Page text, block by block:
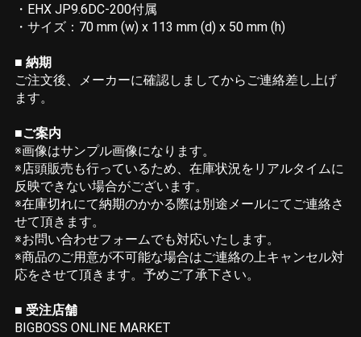
・EHX JP9.6DC-200付属
・サイズ：70 mm (w) x 113 mm (d) x 50 mm (h)
■ 納期
ご注文後、メーカーに確認しましてからご連絡差し上げ
ます。
■ご案内
※画像はサンプル画像になります。
※店頭販売も行っているため、在庫状況をリアルタイムに
反映できない場合がございます。
※在庫切れにて納期のかかる際は別途メールにてご連絡さ
せて頂きます。
※お問い合わせフォームでも対応いたします。
※商品のご用意が不可能な場合はご連絡の上キャンセル対
応をさせて頂きます。予めご了承下さい。
■ 受注店舗
BIGBOSS ONLINE MARKET